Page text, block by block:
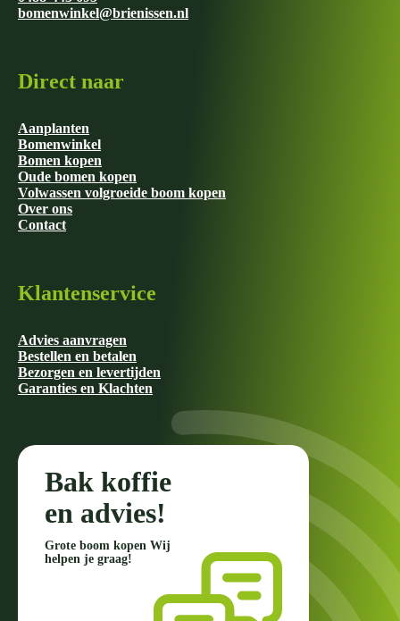
bomenwinkel@brienissen.nl
Direct naar
Aanplanten
Bomenwinkel
Bomen kopen
Oude bomen kopen
Volwassen volgroeide boom kopen
Over ons
Contact
Klantenservice
Advies aanvragen
Bestellen en betalen
Bezorgen en levertijden
Garanties en Klachten
Bak koffie
en advies!
Grote boom kopen Wij
helpen je graag!